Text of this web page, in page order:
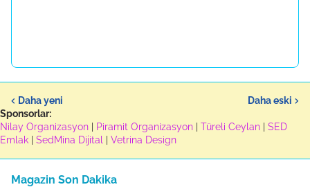
Daha yeni
Daha eski
Sponsorlar:
Nilay Organizasyon
Piramit Organizasyon Türeli Ceylan
SED
Emlak
SedMina Dijital Vetrina Design
Magazin Son Dakika